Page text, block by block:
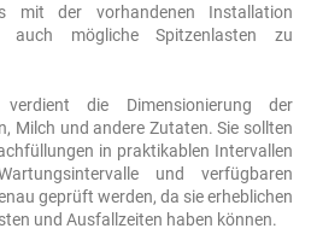
mit der vorhandenen Installation
auch mögliche Spitzenlasten zu
verdient die Dimensionierung der
Milch und andere Zutaten. Sie sollten
in praktikablen Intervallen
und verfügbaren
geprüft werden, da sie erheblichen
und Ausfallzeiten haben können.